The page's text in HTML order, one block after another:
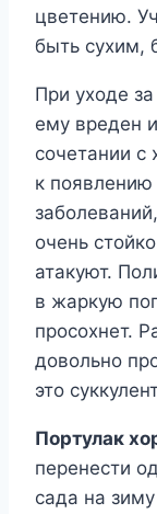
цветению.
быть сухим,
При уходе
ему вреден
сочетании с
к появлению
очень
атакуют.
в жаркую
просохнет.
довольно
это
Портулак
перенести
сада на